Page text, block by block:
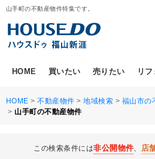
山手町の不動産物件特集です。
HOME 買いたい 売りたい リ
HOME >不動産物件 >地域検索 > 福山市の
> 山手町の不動産物件
この検索条件には非公開物件、 店